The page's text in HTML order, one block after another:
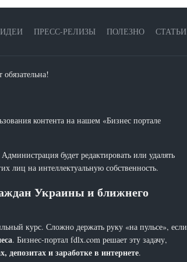
ПРЕСС-РЕЛИЗЫ ПОЛЕЗНО СТАТЬИ
контента на нашем «Бизнес портале
будет редактировать или удалять
лиц на интеллектуальную собственность.
Украины и ближнего
курс. Сложно держать руку «на пульсе», если
. Бизнес-портал fdlx.com решает эту задачу,
и заработке в интернете.